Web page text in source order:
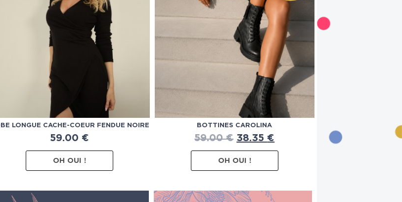
LONGUE CACHE-COEUR FENDUE NOIRE
59.00 €
OH OUI !
BOTTINES CAROLINA
59.00€ 38.35 €
OH OUI !